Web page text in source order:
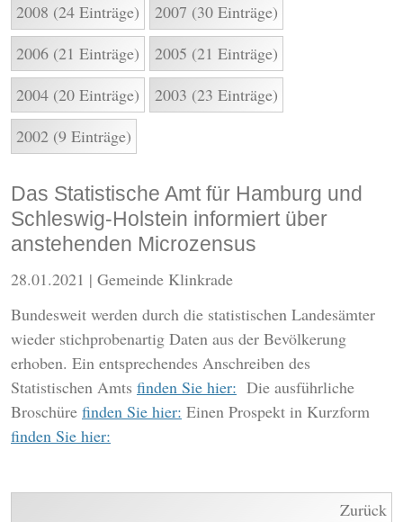
2008 (24 Einträge)
2007 (30 Einträge)
2006 (21 Einträge)
2005 (21 Einträge)
2004 (20 Einträge)
2003 (23 Einträge)
2002 (9 Einträge)
Das Statistische Amt für Hamburg und
Schleswig-Holstein informiert über
anstehenden Microzensus
28.01.2021 | Gemeinde Klinkrade
Bundesweit werden durch die statistischen Landesämter
wieder stichprobenartig Daten aus der Bevölkerung
erhoben. Ein entsprechendes Anschreiben des
Statistischen Amts finden Sie hier: Die ausführliche
Broschüre finden Sie hier: Einen Prospekt in Kurzform
finden Sie hier:
Zurück